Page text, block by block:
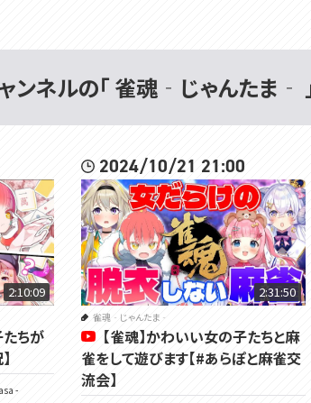
楽しいこといっぱいするよ
▽天野ピカミィチャンネル
▽メンバーシップ
https://
n
▽チャンネル登録よろしくね
https://
▽ツイッターはここ
https://twitter.com/
▽公式サイト
https://voms.net/
ンネルの「 雀魂‐じゃんたま‐
2:10:09
たちが
-
2024/10/21 21:00
2:31:50
雀魂‐じゃんたま‐
【雀魂】かわいい女の子たちと麻
雀をして遊びます【#あらぽと麻雀交
流会】